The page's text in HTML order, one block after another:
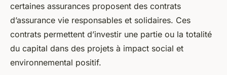
certaines assurances proposent des contrats
d’assurance vie responsables et solidaires. Ces
contrats permettent d’investir une partie ou la totalité
du capital dans des projets à impact social et
environnemental positif.